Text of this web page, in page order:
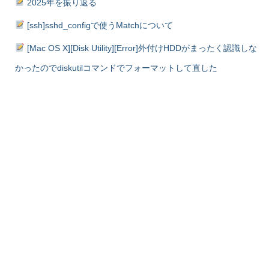
2025年を振り返る
[ssh]sshd_configで使うMatchについて
[Mac OS X][Disk Utility][Error]外付けHDDがまったく認識しな
かったのでdiskutilコマンドでフォーマットして直した